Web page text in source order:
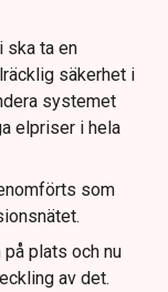
ska ta en
säkerhet i
systemet
elpriser i hela
som
plats och nu
av det.